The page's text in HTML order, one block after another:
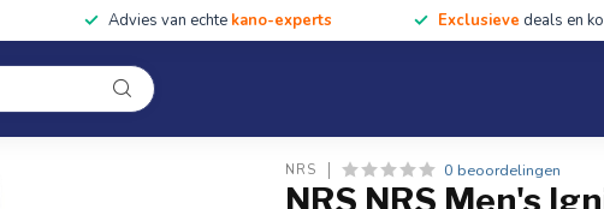
Advies van echte kano-experts Exclusieve deals en
Uitrusting Accessoires Cursussen & Tochten Tentipi
Onze winkel
NRS 0 beoordelingen
NRS NRS Men's